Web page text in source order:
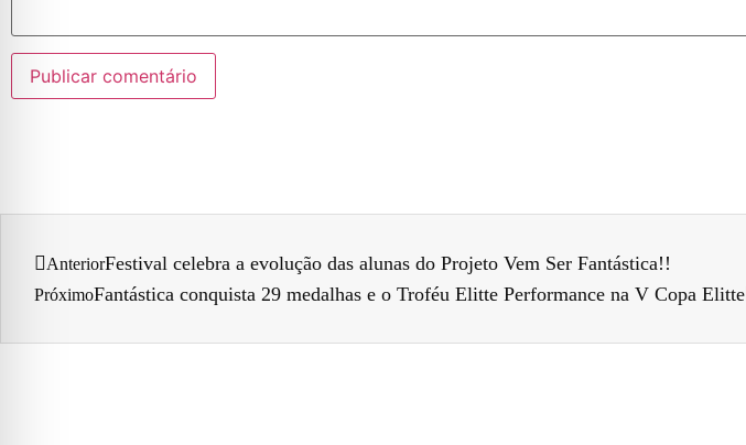
AnteriorFestival celebra a evolução das alunas do Projeto Vem Ser Fantástica!!
PróximoFantástica conquista 29 medalhas e o Troféu Elitte Performance na V Copa Elitte